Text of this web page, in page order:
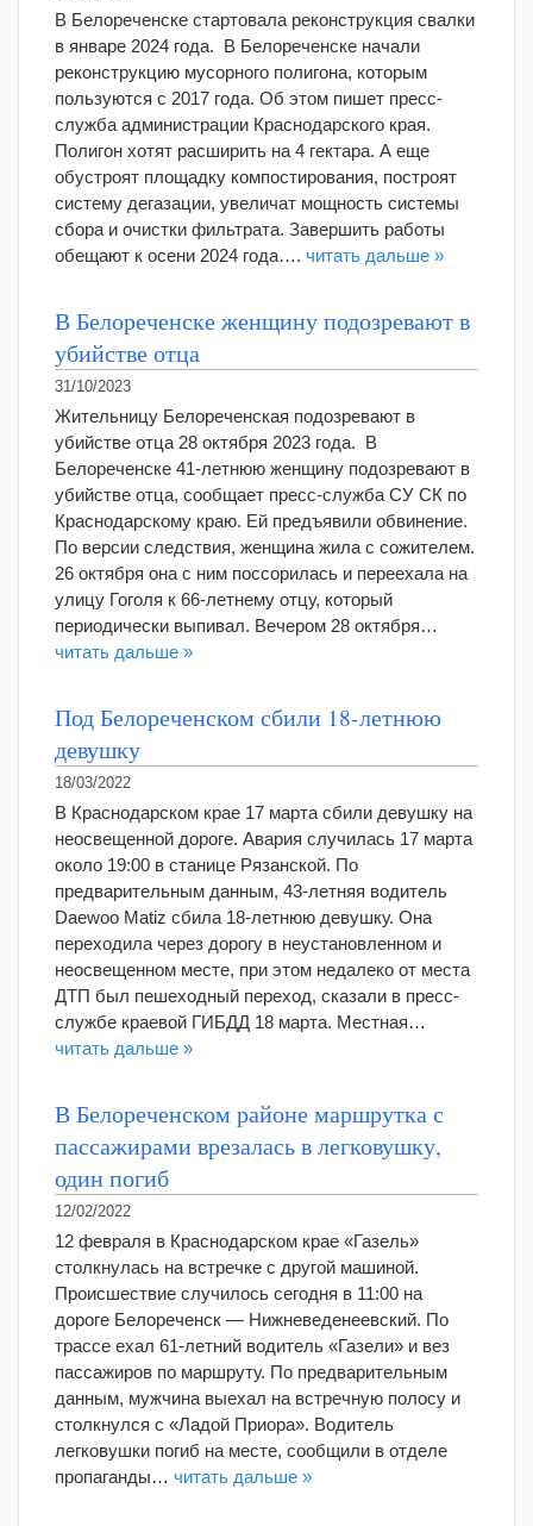
В Белореченске стартовала реконструкция свалки
в январе 2024 года. В Белореченске начали
реконструкцию мусорного полигона, которым
пользуются с 2017 года. Об этом пишет пресс-
служба администрации Краснодарского края.
Полигон хотят расширить на 4 гектара. А еще
обустроят площадку компостирования, построят
систему дегазации, увеличат мощность системы
сбора и очистки фильтрата. Завершить работы
обещают к осени 2024 года…. читать дальше »
В Белореченске женщину подозревают в
убийстве отца
31/10/2023
Жительницу Белореченская подозревают в
убийстве отца 28 октября 2023 года. В
Белореченске 41-летнюю женщину подозревают в
убийстве отца, сообщает пресс-служба СУ СК по
Краснодарскому краю. Ей предъявили обвинение.
По версии следствия, женщина жила с сожителем.
26 октября она с ним поссорилась и переехала на
улицу Гоголя к 66-летнему отцу, который
периодически выпивал. Вечером 28 октября…
читать дальше »
Под Белореченском сбили 18-летнюю
девушку
18/03/2022
В Краснодарском крае 17 марта сбили девушку на
неосвещенной дороге. Авария случилась 17 марта
около 19:00 в станице Рязанской. По
предварительным данным, 43-летняя водитель
Daewoo Matiz сбила 18-летнюю девушку. Она
переходила через дорогу в неустановленном и
неосвещенном месте, при этом недалеко от места
ДТП был пешеходный переход, сказали в пресс-
службе краевой ГИБДД 18 марта. Местная…
читать дальше »
В Белореченском районе маршрутка с
пассажирами врезалась в легковушку,
один погиб
12/02/2022
12 февраля в Краснодарском крае «Газель»
столкнулась на встречке с другой машиной.
Происшествие случилось сегодня в 11:00 на
дороге Белореченск — Нижневеденеевский. По
трассе ехал 61-летний водитель «Газели» и вез
пассажиров по маршруту. По предварительным
данным, мужчина выехал на встречную полосу и
столкнулся с «Ладой Приора». Водитель
легковушки погиб на месте, сообщили в отделе
пропаганды… читать дальше »